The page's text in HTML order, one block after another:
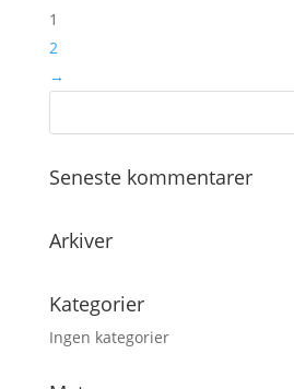
1
2
→
Seneste kommentarer
Arkiver
Kategorier
Ingen kategorier